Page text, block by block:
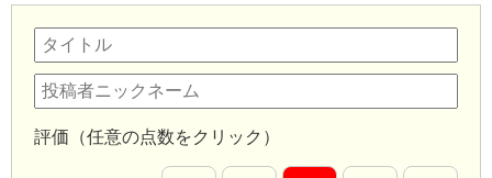
評価（任意の点数をクリック）